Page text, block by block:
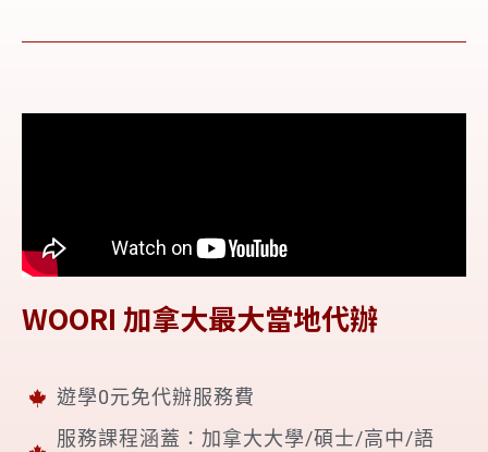
WOORI 加拿大最大當地代辦
遊學0元免代辦服務費
服務課程涵蓋：加拿大大學/碩士/高中/語